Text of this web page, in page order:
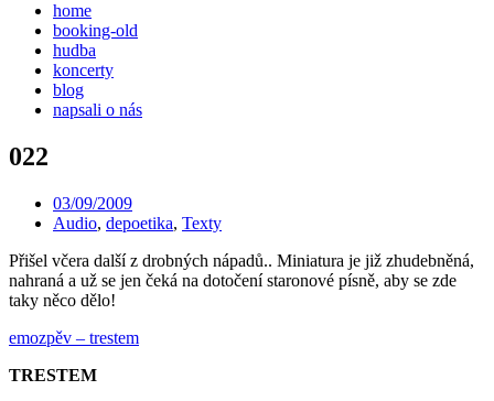
home
booking-old
hudba
koncerty
blog
napsali o nás
022
03/09/2009
Audio, depoetika, Texty
Přišel včera další z drobných nápadů.. Miniatura je již zhudebněná,
nahraná a už se jen čeká na dotočení staronové písně, aby se zde
taky něco dělo!
emozpěv – trestem
TRESTEM